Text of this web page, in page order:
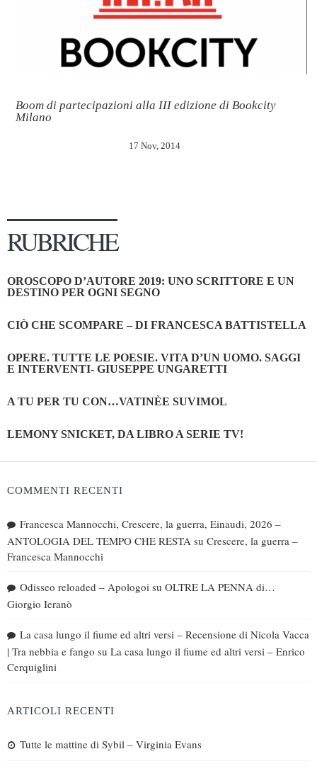
Boom di partecipazioni alla III edizione di Bookcity
Milano
17 Nov, 2014
RUBRICHE
OROSCOPO D’AUTORE 2019: UNO SCRITTORE E UN
DESTINO PER OGNI SEGNO
CIÒ CHE SCOMPARE – DI FRANCESCA BATTISTELLA
OPERE. TUTTE LE POESIE. VITA D’UN UOMO. SAGGI
E INTERVENTI- GIUSEPPE UNGARETTI
A TU PER TU CON…VATINÈE SUVIMOL
LEMONY SNICKET, DA LIBRO A SERIE TV!
COMMENTI RECENTI
Francesca Mannocchi, Crescere, la guerra, Einaudi, 2026 –
ANTOLOGIA DEL TEMPO CHE RESTA su Crescere, la guerra –
Francesca Mannocchi
Odisseo reloaded – Apologoi su OLTRE LA PENNA di…
Giorgio Ieranò
La casa lungo il fiume ed altri versi – Recensione di Nicola Vacca
| Tra nebbia e fango su La casa lungo il fiume ed altri versi – Enrico
Cerquiglini
ARTICOLI RECENTI
Tutte le mattine di Sybil – Virginia Evans